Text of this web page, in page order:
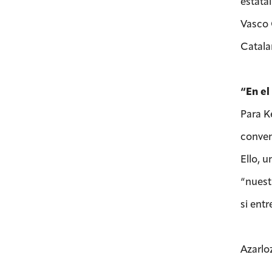
Vasco
“En
Para
Ello,
si